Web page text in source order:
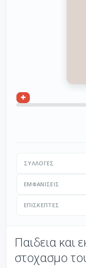
ΣΥΛΛΟΓΈΣ
ΕΜΦΑΝΊΣΕΙΣ
ΕΠΙΣΚΈΠΤΕΣ
Παιδεια και
στοχασμο